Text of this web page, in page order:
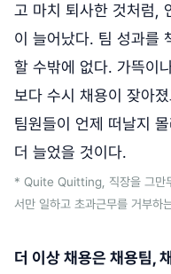
고 마치 퇴사한 것처럼,
이 늘어났다. 팀 성과를
할 수밖에 없다. 가뜩이
보다 수시 채용이 잦아
팀원들이 언제 떠날지
더 늘었을 것이다.
* Quite Quitting, 직장을 그만
서만 일하고 초과근무를 거부하
더 이상 채용은 채용팀,